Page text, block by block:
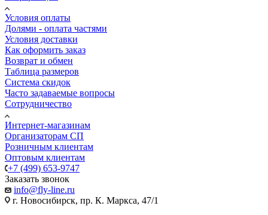
Условия оплаты
Долями - оплата частями
Условия доставки
Как оформить заказ
Возврат и обмен
Таблица размеров
Система скидок
Часто задаваемые вопросы
Сотрудничество
Интернет-магазинам
Организаторам СП
Розничным клиентам
Оптовым клиентам
+7 (499) 653-9747
Заказать звонок
info@fly-line.ru
г. Новосибирск, пр. К. Маркса, 47/1